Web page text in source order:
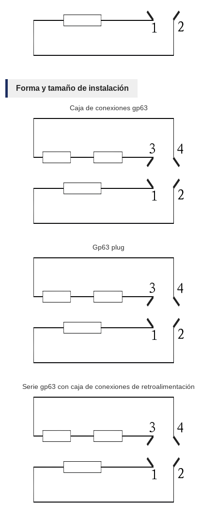
Forma y tamaño de instalación
Caja de conexiones gp63
Gp63 plug
Serie gp63 con caja de conexiones de retroalimentación